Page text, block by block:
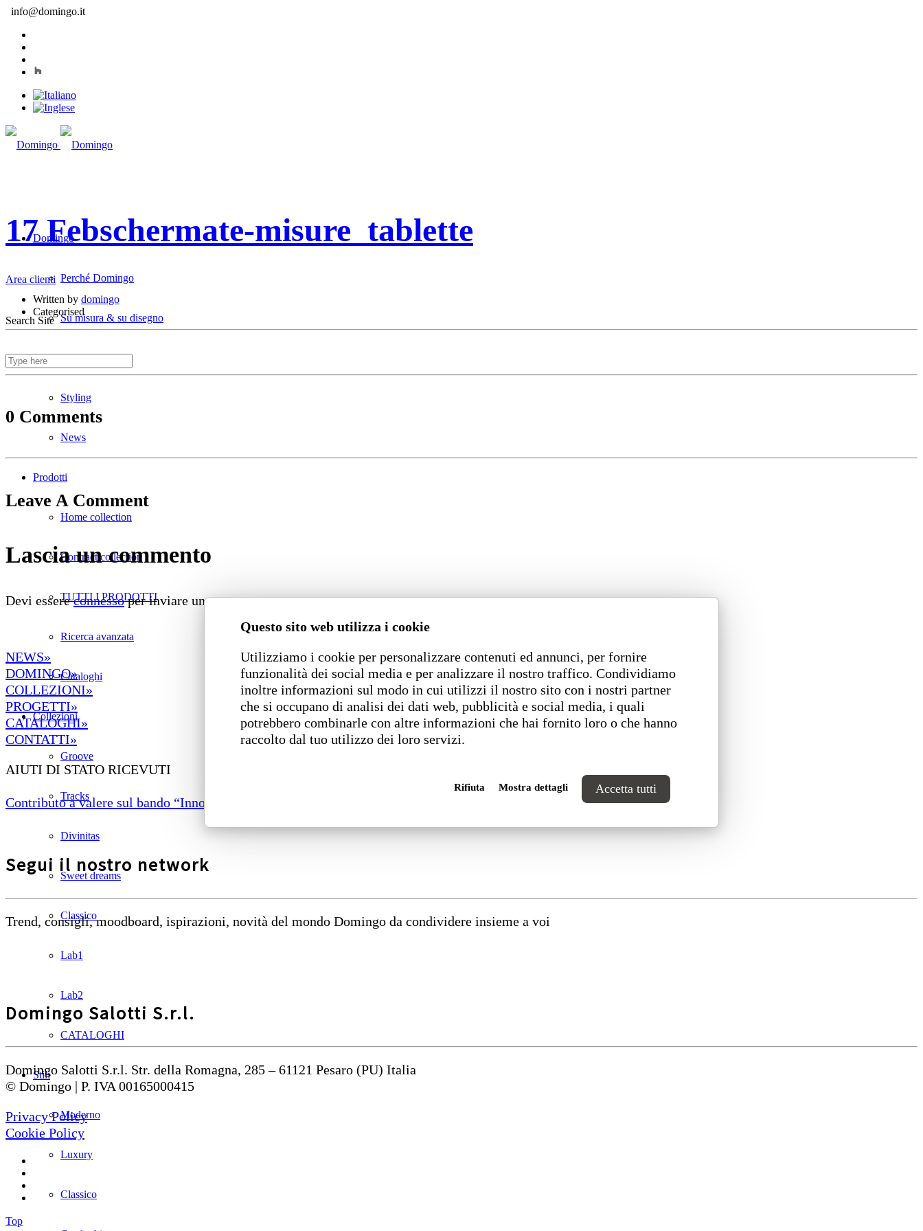
Questo sito web utilizza i cookie
Utilizziamo i cookie per personalizzare contenuti ed annunci, per fornire
funzionalità dei social media e per analizzare il nostro traffico. Condividiamo
inoltre informazioni sul modo in cui utilizzi il nostro sito con i nostri partner
che si occupano di analisi dei dati web, pubblicità e social media, i quali
potrebbero combinarle con altre informazioni che hai fornito loro o che hanno
raccolto dal tuo utilizzo dei loro servizi.
Rifiuta Mostra dettagli Accetta tutti
info@domingo.it
Domingo
Perché Domingo
Su misura & su disegno
Divani ignifughi
Styling
News
Prodotti
Home collection
Contract collection
TUTTI I PRODOTTI
Ricerca avanzata
Cataloghi
Collezioni
Groove
Tracks
Divinitas
Sweet dreams
Classico
Lab1
Lab2
CATALOGHI
Stili
Moderno
Luxury
Classico
Area clienti
Search Site
17 Febschermate-misure_tablette
Written by domingo
Categorised
0 Comments
Leave A Comment
Lascia un commento
Devi essereconnessoper inviare un commento.
NEWS»
DOMINGO»
COLLEZIONI»
PROGETTI»
CATALOGHI»
CONTATTI»
AIUTI DI STATO RICEVUTI
Contributo a valere sul bando “Innovazione di prodotto sostenibile e digitale”
Segui il nostro network
Trend, consigli, moodboard, ispirazioni, novità del mondo Domingo da condividere insieme a voi
Domingo Salotti S.r.l.
Domingo Salotti S.r.l. Str. della Romagna, 285 – 61121 Pesaro (PU) Italia
© Domingo | P. IVA 00165000415
Privacy Policy
Cookie Policy
Top